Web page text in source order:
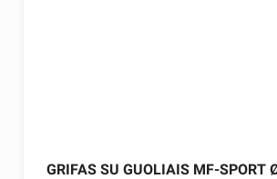
GRIFAS SU GUOLIAIS MF-SPORT